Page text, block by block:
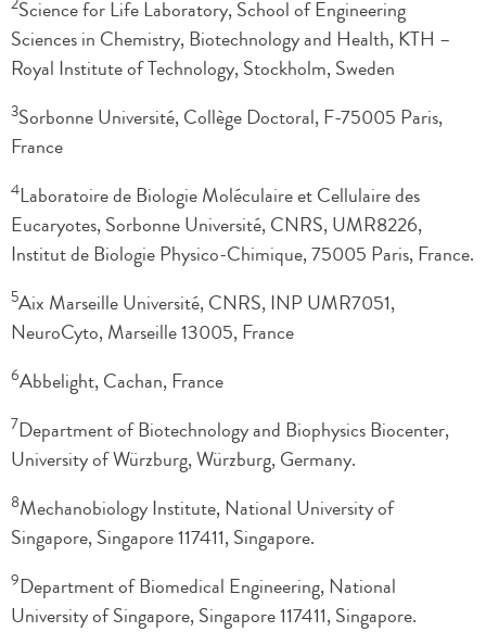
2Science for Life Laboratory, School of Engineering
Sciences in Chemistry, Biotechnology and Health, KTH –
Royal Institute of Technology, Stockholm, Sweden
3Sorbonne Université, Collège Doctoral, F-75005 Paris,
France
4Laboratoire de Biologie Moléculaire et Cellulaire des
Eucaryotes, Sorbonne Université, CNRS, UMR8226,
Institut de Biologie Physico-Chimique, 75005 Paris, France.
5Aix Marseille Université, CNRS, INP UMR7051,
NeuroCyto, Marseille 13005, France
6Abbelight, Cachan, France
7Department of Biotechnology and Biophysics Biocenter,
University of Würzburg, Würzburg, Germany.
8Mechanobiology Institute, National University of
Singapore, Singapore 117411, Singapore.
9Department of Biomedical Engineering, National
University of Singapore, Singapore 117411, Singapore.